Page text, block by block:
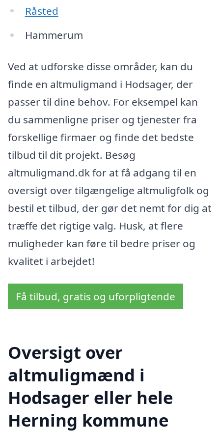
Råsted
Hammerum
Ved at udforske disse områder, kan du
finde en altmuligmand i Hodsager, der
passer til dine behov. For eksempel kan
du sammenligne priser og tjenester fra
forskellige firmaer og finde det bedste
tilbud til dit projekt. Besøg
altmuligmand.dk for at få adgang til en
oversigt over tilgængelige altmuligfolk og
bestil et tilbud, der gør det nemt for dig at
træffe det rigtige valg. Husk, at flere
muligheder kan føre til bedre priser og
kvalitet i arbejdet!
Få tilbud, gratis og uforpligtende
Oversigt over
altmuligmænd i
Hodsager eller hele
Herning kommune